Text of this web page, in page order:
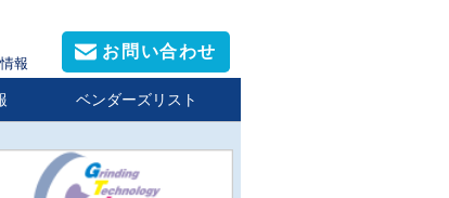
報
お問い合わせ
ベンダーズリスト